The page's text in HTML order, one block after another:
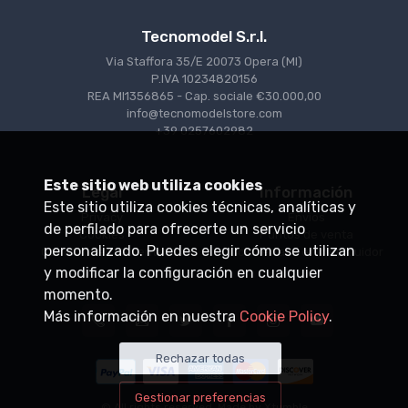
Tecnomodel S.r.l.
Via Staffora 35/E 20073 Opera (MI)
P.IVA 10234820156
REA MI1356865 - Cap. sociale €30.000,00
info@tecnomodelstore.com
+39 0257602982
Legal
Cookies
Condiciones de venta
Información
Puntos de venta
Conviértase en distribuidor
Este sitio web utiliza cookies
Este sitio utiliza cookies técnicas, analíticas y
de perfilado para ofrecerte un servicio
personalizado. Puedes elegir cómo se utilizan
y modificar la configuración en cualquier
momento.
Más información en nuestra Cookie Policy.
Rechazar todas
Gestionar preferencias